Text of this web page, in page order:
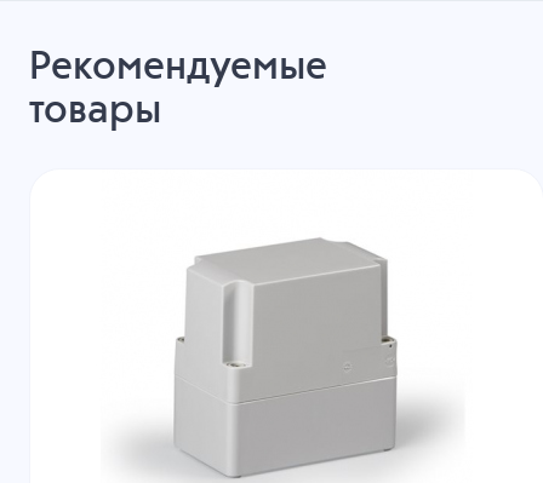
Рекомендуемые
товары